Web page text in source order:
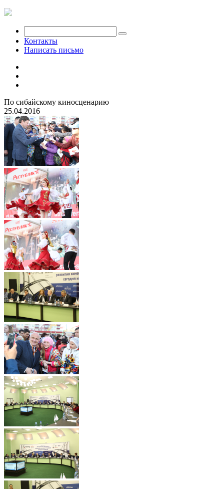
Контакты
Написать письмо
По сибайскому киносценарию
25.04.2016